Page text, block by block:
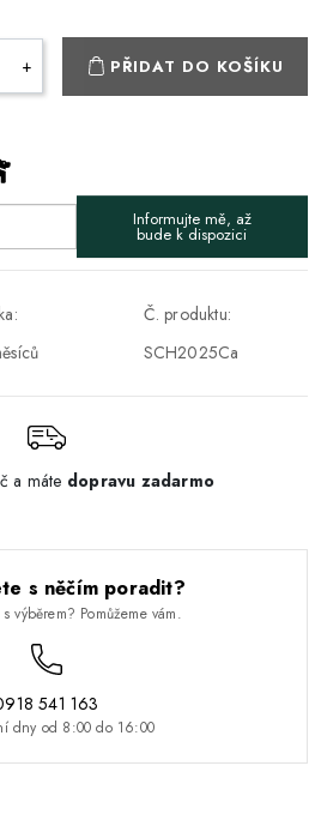
1-2 pracovné dni ZDARMA
+ PŘIDAT DO KOŠÍKU
Informujte mě, až
bude k dispozici
Č. produktu:
SCH2025Ca
a máte dopravu zadarmo
s něčím poradit?
výběrem? Pomůžeme vám.
541 163
dny od 8:00 do 16:00